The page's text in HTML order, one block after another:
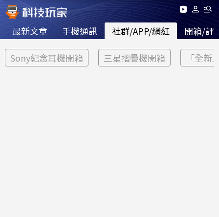
最新文章 手機通訊 社群/APP/網紅 開箱/評
Sony紀念耳機開箱 三星摺疊機開箱 「全新